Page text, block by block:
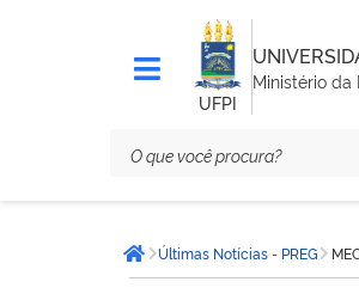
UFPI
Ministério da
está
aqui:Página inicial
Últimas Notícias - PREG